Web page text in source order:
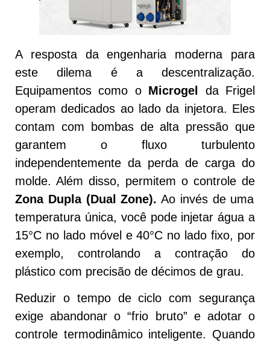
A resposta da engenharia moderna para
este dilema é a descentralização.
Equipamentos como o Microgel
da Frigel
operam dedicados ao lado da injetora. Eles
contam com bombas de alta pressão que
garantem o fluxo turbulento
independentemente da perda de carga do
molde. Além disso, permitem o controle de
Zona Dupla (Dual Zone). Ao invés de uma
temperatura única, você pode injetar água a
15°C no lado móvel e 40°C no lado fixo, por
exemplo, controlando a contração do
plástico com precisão de décimos de grau.
Reduzir o tempo de ciclo com segurança
exige abandonar o “frio bruto” e adotar o
controle termodinâmico inteligente. Quando